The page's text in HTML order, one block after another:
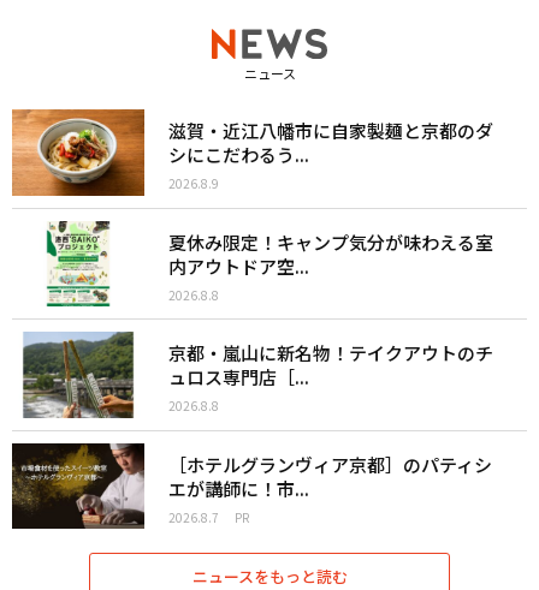
ニュース
滋賀・近江八幡市に自家製麺と京都のダ
シにこだわるう...
2026.8.9
夏休み限定！キャンプ気分が味わえる室
内アウトドア空...
2026.8.8
京都・嵐山に新名物！テイクアウトのチ
ュロス専門店［...
2026.8.8
［ホテルグランヴィア京都］のパティシ
エが講師に！市...
2026.8.7 PR
ニュースをもっと読む